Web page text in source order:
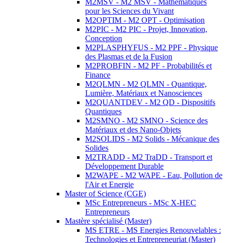
M2MSV - M2 MSV - Mathématiques
pour les Sciences du Vivant
M2OPTIM - M2 OPT - Optimisation
M2PIC - M2 PIC - Projet, Innovation,
Conception
M2PLASPHYFUS - M2 PPF - Physique
des Plasmas et de la Fusion
M2PROBFIN - M2 PF - Probabilités et
Finance
M2QLMN - M2 QLMN - Quantique,
Lumière, Matériaux et Nanosciences
M2QUANTDEV - M2 QD - Dispositifs
Quantiques
M2SMNO - M2 SMNO - Science des
Matériaux et des Nano-Objets
M2SOLIDS - M2 Solids - Mécanique des
Solides
M2TRADD - M2 TraDD - Transport et
Développement Durable
M2WAPE - M2 WAPE - Eau, Pollution de
l'Air et Energie
Master of Science (CGE)
MSc Entrepreneurs - MSc X-HEC
Entrepreneurs
Mastère spécialisé (Master)
MS ETRE - MS Energies Renouvelables :
Technologies et Entrepreneuriat (Master)